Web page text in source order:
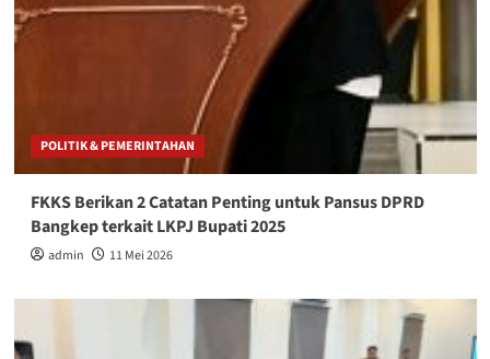
POLITIK & PEMERINTAHAN
FKKS Berikan 2 Catatan Penting untuk Pansus DPRD
Bangkep terkait LKPJ Bupati 2025
admin 11 Mei 2026